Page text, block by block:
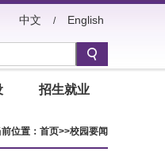
中文 / English
招生就业
位置： 首页>>校园要闻